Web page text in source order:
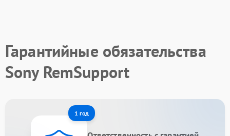
Гарантийные обязательства
Sony RemSupport
1 год